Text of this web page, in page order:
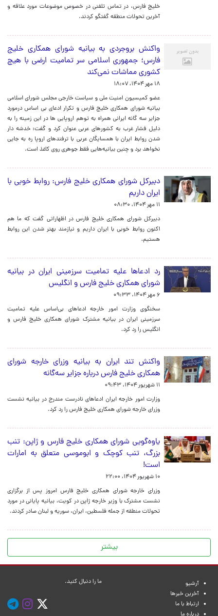
خلیج فارس، در تماس تلفنی در خصوص موضوعات مورد علاقه و
آخرین تحولات منطقه گفتگو کردند.
واکنش بروجردی به بیانیه شورای همکاری خلیج
فارس؛ جمهوری اسلامی سر تمامیت ارضی با هیچ
کشوری مماشات نمی‌کند
۱۸ مهر ۱۴۰۴، ۱۸:۰۷
عضو کمیسیون امنیت ملی و سیاست خارجی مجلس شورای اسلامی
بیانیه شورای همکاری خلیج فارس و تکرار ادعای بی اساس درمورد
جزایر سه گانه ایرانی همراه به توهم اروپایی ها در این زمینه را به
دلیل فشار غرب به کشورهای عربی عنوان کرد و گفت: خدشه دار
شدن روابط ایران با همسایگان عربی با ترفندهای اروپا ره به جایی
نخواهد برد و چنین بیانیه‌هایی فقط جوهری روی کاغذ است.
دبیرکل شورای همکاری خلیج فارس: روابط خوبی با
ایران داریم
۱۱ مهر ۱۴۰۴، ۰۸:۳۰
دبیرکل شورای همکاری خلیج فارس در اظهاراتی گفت که ما هم
اکنون روابط خوبی با ایران داریم و نیازمند بهتر شدن این روابط
هستیم.
رد ادعاها علیه تمامیت سرزمینی ایران در بیانیه
شورای همکاری خلیج فارس و انگلیس
۶ مهر ۱۴۰۴، ۰۹:۳۳
سخنگوی وزارت امور خارجه ادعاهای بی‌اساس علیه تمامیت
سرزمینی ایران در بیانیه مشترک شورای همکاری خلیج فارس و
انگلیس را رد کرد.
واکنش تند ایران به بیانیه وزرای خارجه شورای
همکاری خلیج فارس درباره جزایر سه‌گانه
۱۱ شهریور ۱۴۰۴، ۰۹:۴۳
وزارت امور خارجه ایران ادعاهای نادرست مندرج در بیانیه نشست
وزرای خارجه شورای همکاری خلیج فارس را رد کرد.
یاوه‌گویی شورای همکاری خلیج فارس و ژاپن: تنب
بزرگ، تنب کوچک و ابوموسی متعلق به امارات
است!
۱۰ شهریور ۱۴۰۴، ۲۲:۰۰
وزرای خارجه شورای همکاری خلیج فارس امروز پس از برگزاری
نشست مشترک با وزیر خارجه ژاپن در کویت، بیانیه پایانی در مورد
تحولات منطقه از جمله فلسطین، ایران، سوریه و لبنان صادر کردند.
بیشتر
آرشیو
آخرین خبرها
ارتباط با ما
ما را دنبال کنید.